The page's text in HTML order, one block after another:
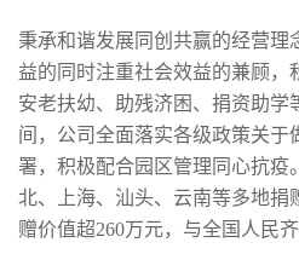
秉承和谐发展同创共赢的经营理
益的同时注重社会效益的兼顾，
安老扶幼、助残济困、捐资助学
间，公司全面落实各级政策关于
署，积极配合园区管理同心抗疫
北、上海、汕头、云南等多地捐
赠价值超260万元，与全国人民